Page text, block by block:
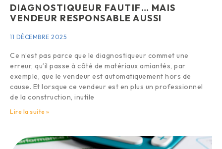
DIAGNOSTIQUEUR FAUTIF… MAIS
VENDEUR RESPONSABLE AUSSI
11 DÉCEMBRE 2025
Ce n’est pas parce que le diagnostiqueur commet une
erreur, qu’il passe à côté de matériaux amiantés, par
exemple, que le vendeur est automatiquement hors de
cause. Et lorsque ce vendeur est en plus un professionnel
de la construction, inutile
Lire la suite »